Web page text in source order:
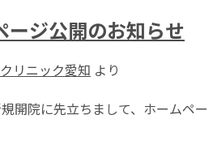
ージ公開のお知らせ
リニック愛知 より
開院に先立ちまして、ホームペー